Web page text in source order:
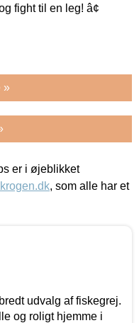
fight til en leg! â¢
»
er i øjeblikket
, som alle har et
udvalg af fiskegrej.
og roligt hjemme i